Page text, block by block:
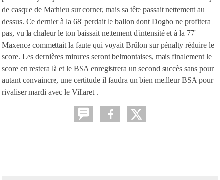
de casque de Mathieu sur corner, mais sa tête passait nettement au
dessus. Ce dernier à la 68' perdait le ballon dont Dogbo ne profitera
pas, vu la chaleur le ton baissait nettement d'intensité et à la 77'
Maxence commettait la faute qui voyait Brûlon sur pénalty réduire le
score. Les dernières minutes seront belmontaises, mais finalement le
score en restera là et le BSA enregistrera un second succès sans pour
autant convaincre, une certitude il faudra un bien meilleur BSA pour
rivaliser mardi avec le Villaret .